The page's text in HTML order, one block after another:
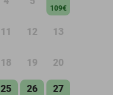
109€
11 12 13
18 19 20
25 26 27